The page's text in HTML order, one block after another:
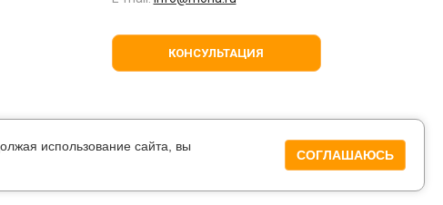
компании.
КОНСУЛЬТАЦИЯ
использование сайта, вы
СОГЛАШАЮСЬ